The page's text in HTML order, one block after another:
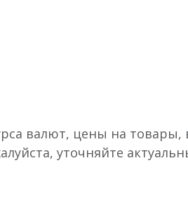
валют, цены на
уточняйте